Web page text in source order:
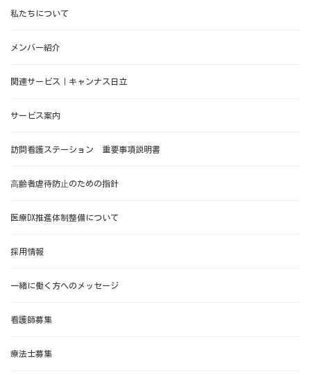
私たちについて
メンバー紹介
関連サービス｜キャンナス日立
サービス案内
訪問看護ステーション 重要事項説明書
⾼齢者虐待防⽌のための指針
医療DX推進体制整備について
採用情報
一緒に働く方へのメッセージ
看護師募集
療法士募集